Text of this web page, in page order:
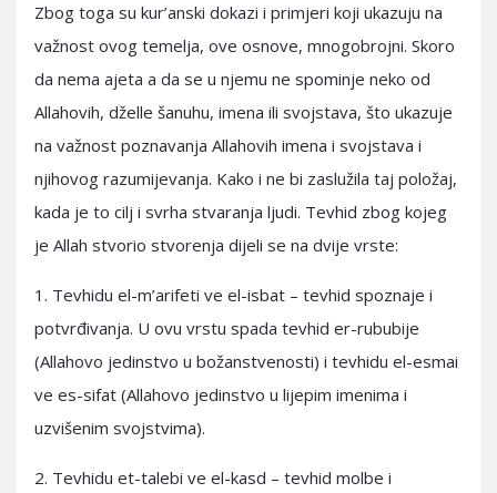
Zbog toga su kur’anski dokazi i primjeri koji ukazuju na
važnost ovog temelja, ove osnove, mnogobrojni. Skoro
da nema ajeta a da se u njemu ne spominje neko od
Allahovih, dželle šanuhu, imena ili svojstava, što ukazuje
na važnost poznavanja Allahovih imena i svojstava i
njihovog razumijevanja. Kako i ne bi zaslužila taj položaj,
kada je to cilj i svrha stvaranja ljudi. Tevhid zbog kojeg
je Allah stvorio stvorenja dijeli se na dvije vrste:
1. Tevhidu el-m’arifeti ve el-isbat – tevhid spoznaje i
potvrđivanja. U ovu vrstu spada tevhid er-rububije
(Allahovo jedinstvo u božanstvenosti) i tevhidu el-esmai
ve es-sifat (Allahovo jedinstvo u lijepim imenima i
uzvišenim svojstvima).
2. Tevhidu et-talebi ve el-kasd – tevhid molbe i